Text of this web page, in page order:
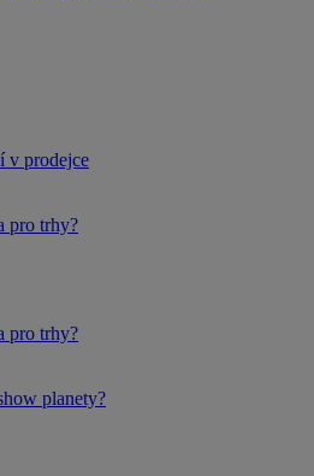
v prodejce
pro trhy?
pro trhy?
planety?